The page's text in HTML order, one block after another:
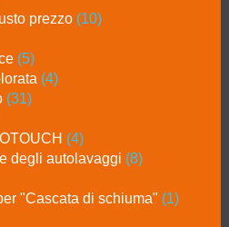
prezzo (10)
(5)
(4)
(31)
(4)
degli autolavaggi (8)
"Cascata di schiuma" (1)